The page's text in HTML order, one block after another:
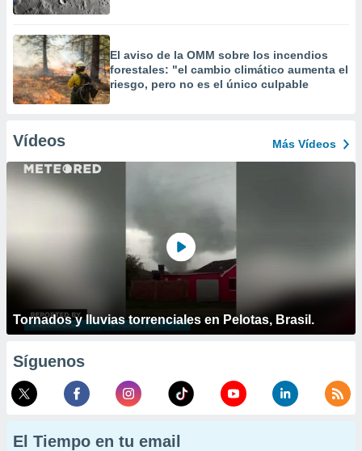
El aviso de la OMM sobre los incendios
forestales: "el cambio climático aumenta el
riesgo, pero no es el único culpable
Vídeos Más Vídeos
Tornados y lluvias torrenciales en Pelotas, Brasil.
Síguenos
El Tiempo en tu email